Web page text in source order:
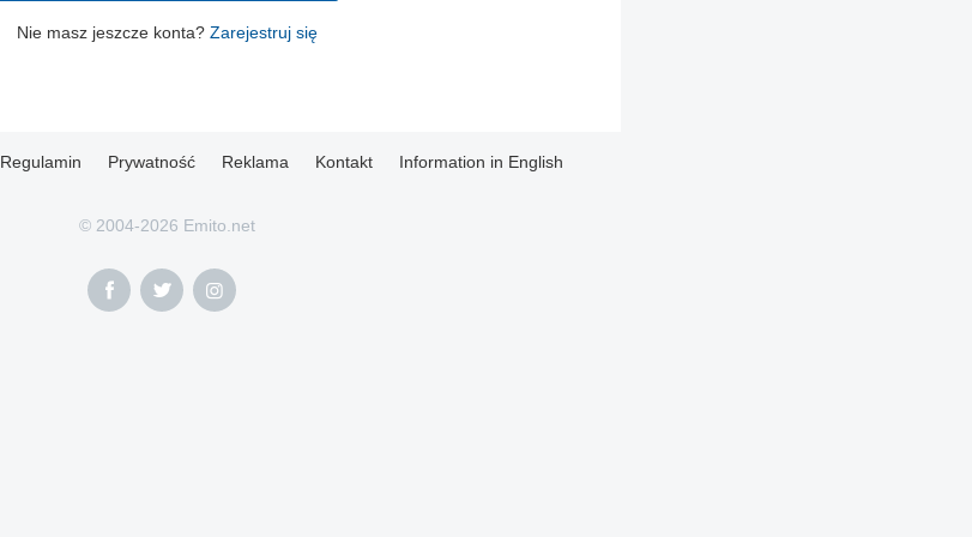
Nie masz jeszcze konta? Zarejestruj się
Regulamin Prywatność Reklama Kontakt Information in English
© 2004-2026 Emito.net